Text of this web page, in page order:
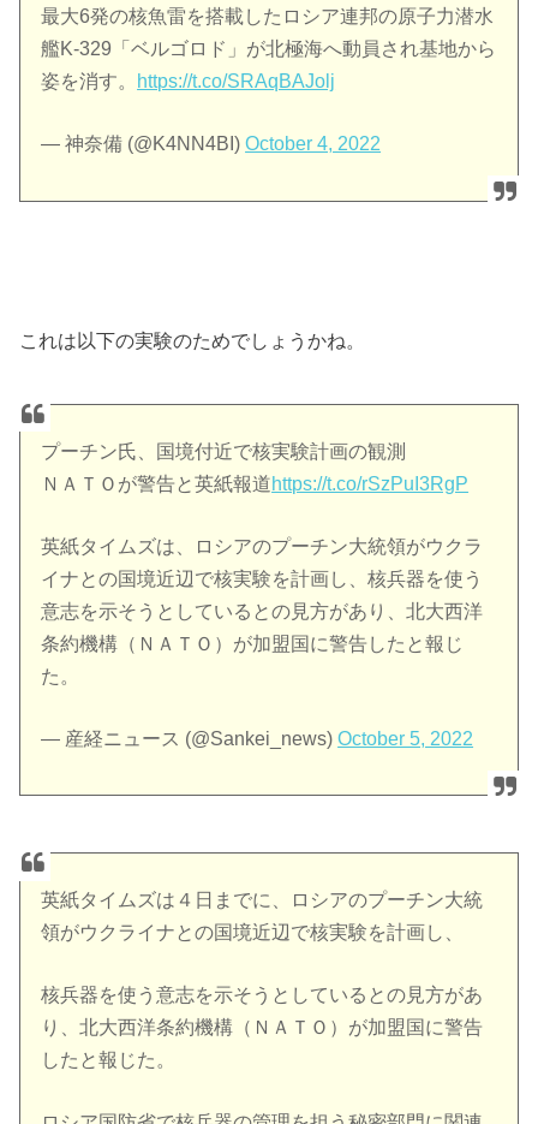
最大6発の核魚雷を搭載したロシア連邦の原子力潜水
艦K-329「ベルゴロド」が北極海へ動員され基地から
姿を消す。
https://t.co/SRAqBAJolj
— 神奈備 (@K4NN4BI)October 4, 2022
これは以下の実験のためでしょうかね。
プーチン氏、国境付近で核実験計画の観測
ＮＡＴＯが警告と英紙報道https://t.co/rSzPuI3RgP
英紙タイムズは、ロシアのプーチン大統領がウクラ
イナとの国境近辺で核実験を計画し、核兵器を使う
意志を示そうとしているとの見方があり、北大西洋
条約機構（ＮＡＴＯ）が加盟国に警告したと報じ
た。
— 産経ニュース (@Sankei_news)October 5, 2022
英紙タイムズは４日までに、ロシアのプーチン大統
領がウクライナとの国境近辺で核実験を計画し、
核兵器を使う意志を示そうとしているとの見方があ
り、北大西洋条約機構（ＮＡＴＯ）が加盟国に警告
したと報じた。